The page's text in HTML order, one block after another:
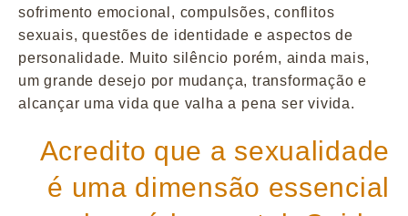
sofrimento emocional, compulsões, conflitos
sexuais, questões de identidade e aspectos de
personalidade. Muito silêncio porém, ainda mais,
um grande desejo por mudança, transformação e
alcançar uma vida que valha a pena ser vivida.
Acredito que a sexualidade
é uma dimensão essencial